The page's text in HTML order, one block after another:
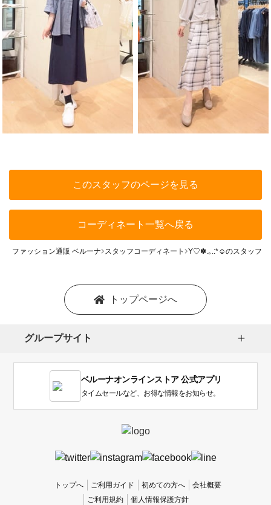
このスタッフのページを見る
コーディネート一覧へ戻る
ファッション通販 ベルーナ スタッフコーディネート Y♡✽.｡.:*☺︎のスタッフコ
トップページへ
グループサイト
ベルーナオンラインストア 公式アプリ
タイムセールなど、お得な情報をお知らせ。
トップへ ご利用ガイド 初めての方へ
会社概要
ご利用規約
個人情報保護方針